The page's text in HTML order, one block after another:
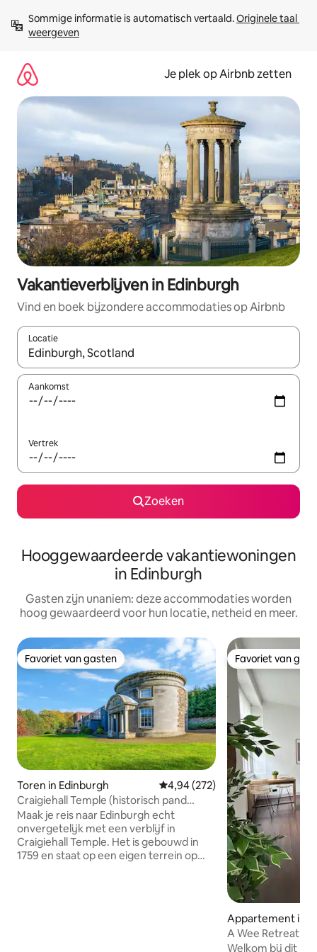
direct
naar
Sommige informatie is automatisch vertaald. Originele taal
weergeven
Je plek op Airbnb zetten
Vakantieverblijven in Edinburgh
Vind en boek bijzondere accommodaties op Airbnb
Locatie
Wanneer er resultaten beschikbaar zijn, maak je een keuze
Aankomst
Vertrek
Zoeken
Hooggewaardeerde vakantiewoningen
in Edinburgh
Gasten zijn unaniem: deze accommodaties worden
hoog gewaardeerd voor hun locatie, netheid en meer.
Favoriet van gasten
Favoriet van gasten
Toren in Edinburgh Gemiddelde beoordeling van
4,94 (272)
Craigiehall Temple (historisch pand
gebouwd 1759)
Maak je reis naar Edinburgh echt
onvergetelijk met een verblijf in
Craigiehall Temple. Het is gebouwd in
1759 en staat op een eigen terrein op
Favoriet van
Favoriet van
Appartement in
A Wee Retreat
Welkom bij dit